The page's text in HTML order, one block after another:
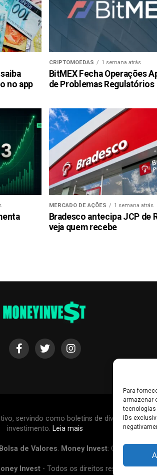
Para
armazenar
tecnologias
IDs
no app
CRIPTOMOEDAS 1 semana atrás
BitMEX Fecha Operações
de Problemas Regulatórios
MERCADO DE AÇÕES 1 semana atrás
Bradesco antecipa JCP de
veja quem recebe
servindo como boletins de divulgação, e
investimento. Leia mais
Bolsa de Valores. Money Invest: O futuro do
Invest- Todos os direitos reservados